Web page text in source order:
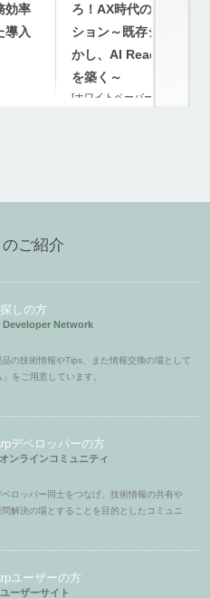
効率
導入
ろ！AX時代のモダナイ
ション～既存システム
かし、AI Readyな連携
を築く～
[ホワイトペーパー]
ご紹介
しの方
Developer Network
の技術情報やTips、また情報交換の場として
」をご用意しています。
デベロッパーの方
ンラインコミュニティ
ロッパー同士をつなげ、技術情報の共有や
解決の場とすることを目的としたコミュニ
ユーザーの方
ーザーサイト